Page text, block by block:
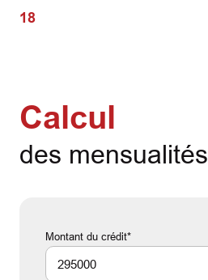
18
Calcul
des mensualités
Montant du crédit*